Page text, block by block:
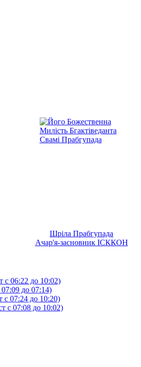
Шріла Прабгупада
Ачар'я-засновник ІСККОН
с 06:22 до 10:02)
до 07:14)
07:24 до 10:20)
с 07:08 до 10:02)